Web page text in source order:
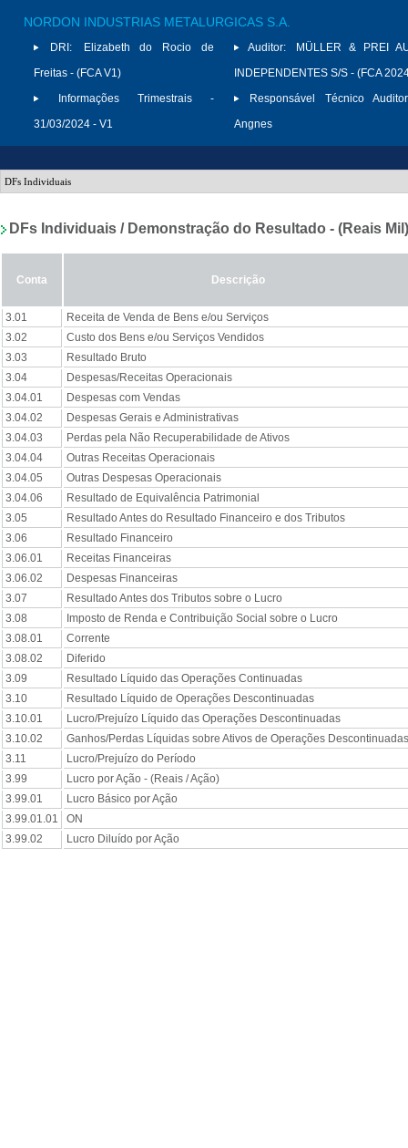
NORDON INDUSTRIAS METALURGICAS S.A.
DRI:
Elizabeth do Rocio de
Freitas - (FCA V1)
Informações Trimestrais -
31/03/2024 - V1
Auditor:
MÜLLER & PREI
INDEPENDENTES S/S - (FCA
Responsável Técnico
Angnes